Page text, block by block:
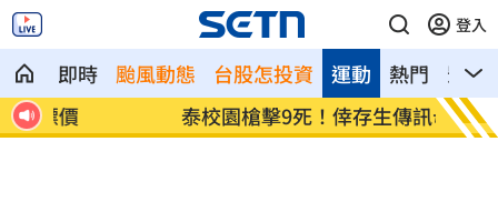
登入
即時 颱風動態 台股怎投資 熱門 影音
運動
泰校園槍擊9死！倖存生傳訊母：別打給我 鄭麗
慶